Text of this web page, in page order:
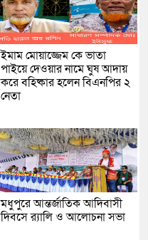
ইমাম মোয়াজ্জেম কে ভাতা
পাইয়ে দেওয়ার নামে ঘুষ আদায়
করে বহিষ্কার হলেন বিএনপির ২
নেতা
মধুপুরে আন্তর্জাতিক আদিবাসী
দিবসে র‍্যালি ও আলোচনা সভা